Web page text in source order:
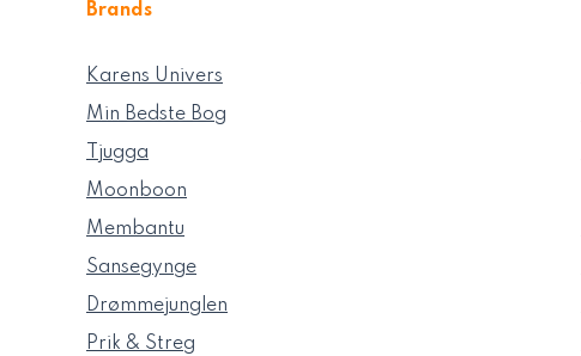
Brands
Karens Univers
Min Bedste Bog
Tjugga
Moonboon
Membantu
Sansegynge
Drømmejunglen
Prik & Streg